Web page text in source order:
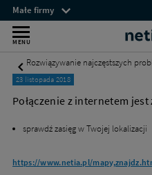
Połączenie
z
internetem
jest
zrywane
Internet
Mobilny
Netia
Menu
przestrzeni
klienckich
Małe firmy
MENU
bez
dla
firm
–
Wyszukiwarka
Rozwiązywanie najczęstszych
23 listopada 2018
Połączenie z internetem
sprawdź zasięg w Twojej lokalizacji
https://www.netia.pl/